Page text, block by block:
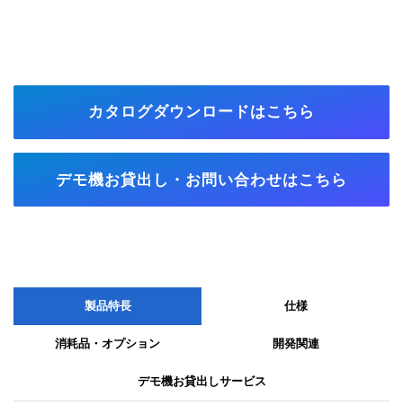
カタログダウンロードはこちら
デモ機お貸出し・お問い合わせはこちら
製品特長 仕様
消耗品・オプション 開発関連
デモ機お貸出しサービス